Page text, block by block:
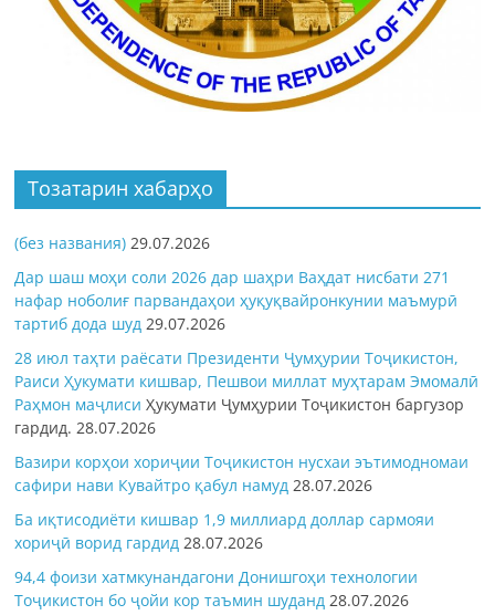
Тозатарин хабарҳо
(без названия) 29.07.2026
Дар шаш моҳи соли 2026 дар шаҳри Ваҳдат нисбати 271
нафар ноболиғ парвандаҳои ҳуқуқвайронкунии маъмурӣ
тартиб дода шуд 29.07.2026
28 июл таҳти раёсати Президенти Ҷумҳурии Тоҷикистон,
Раиси Ҳукумати кишвар, Пешвои миллат муҳтарам Эмомалӣ
Раҳмон маҷлисиҲукумати Ҷумҳурии Тоҷикистон баргузор
гардид.28.07.2026
Вазири корҳои хориҷии Тоҷикистон нусхаи эътимодномаи
сафири нави Кувайтро қабул намуд 28.07.2026
Ба иқтисодиёти кишвар 1,9 миллиард доллар сармояи
хориҷӣ ворид гардид 28.07.2026
94,4 фоизи хатмкунандагони Донишгоҳи технологии
Тоҷикистон бо ҷойи кор таъмин шуданд 28.07.2026